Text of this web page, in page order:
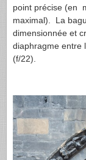
point précise (en
maximal). La
dimensionnée et
diaphragme entre
(f/22).